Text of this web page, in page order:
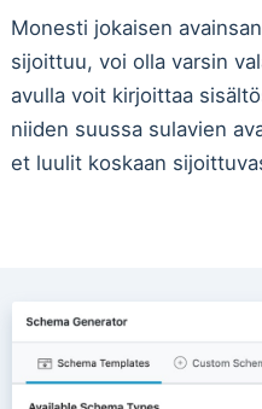
Monesti jokaisen
sijoittuu, voi olla varsin
avulla voit kirjoittaa
niiden suussa sulavien
et luulit koskaan